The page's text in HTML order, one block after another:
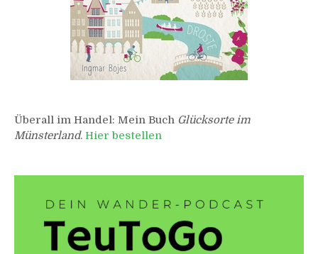
Überall im Handel: Mein Buch Glücksorte im
Münsterland. Hier bestellen